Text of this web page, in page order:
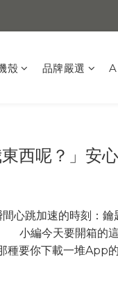
殼 品牌嚴選
西呢？」安
心跳加速的時刻：
小編今天要開箱的
種要你下載一堆App